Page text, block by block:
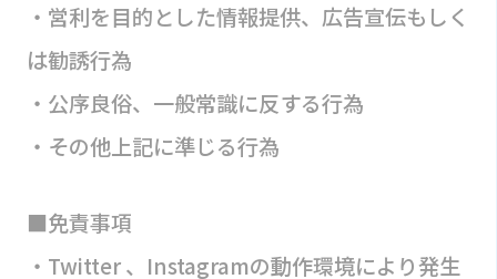
・営利を目的とした情報提供、広告宣伝もしく
は勧誘行為
・公序良俗、一般常識に反する行為
・その他上記に準じる行為
■免責事項
・Twitter 、Instagramの動作環境により発生